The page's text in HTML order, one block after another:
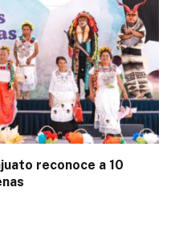
reconoce a 10